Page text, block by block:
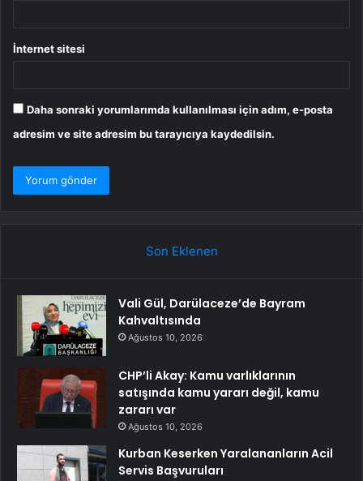
İnternet sitesi
Daha sonraki yorumlarımda kullanılması için adım, e-posta
adresim ve site adresim bu tarayıcıya kaydedilsin.
Son Eklenen
Vali Gül, Darülaceze’de Bayram
Kahvaltısında
Ağustos 10, 2026
CHP’li Akay: Kamu varlıklarının
satışında kamu yararı değil, kamu
zararı var
Ağustos 10, 2026
Kurban Keserken Yaralananların Acil
Servis Başvuruları